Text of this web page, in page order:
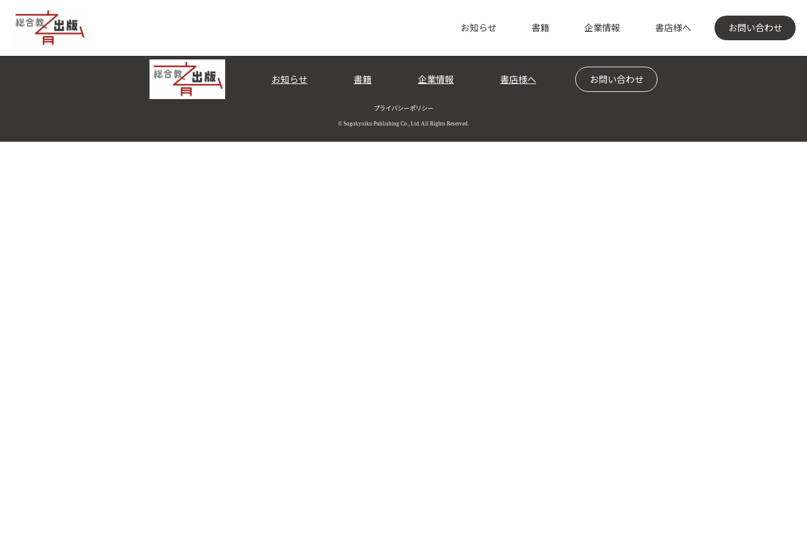
お知らせ 書籍 企業情報 書店様へ お問い合わせ
お知らせ
お知らせ 書籍 企業情報 書店様へ お問い合わせ
プライバシーポリシー
© Sogokyoiku Publishing Co., Ltd. All Rights Reserved.